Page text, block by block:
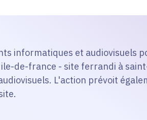
informatiques et audiovisuels
de-france - site ferrandi à
L'action prévoit